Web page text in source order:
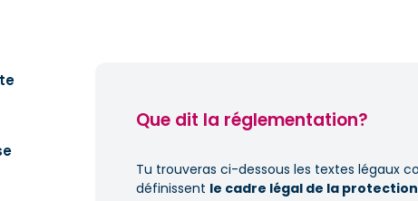
Que dit la réglementation?
Tu trouveras ci-dessous les textes légaux
définissent le cadre légal de la